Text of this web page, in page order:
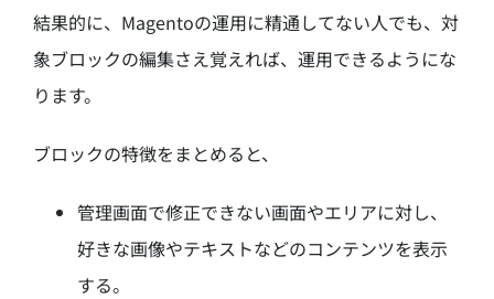
結果的に、Magentoの運用に精通してない人でも、対
象ブロックの編集さえ覚えれば、運用できるようにな
ります。
ブロックの特徴をまとめると、
管理画面で修正できない画面やエリアに対し、
好きな画像やテキストなどのコンテンツを表示
する。